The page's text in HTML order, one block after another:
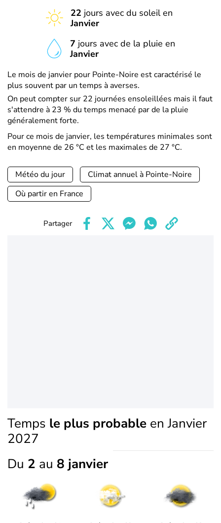
22 jours avec du soleil en
Janvier
7 jours avec de la pluie en
Janvier
Le mois de janvier pour Pointe-Noire est caractérisé le
plus souvent par un temps à averses.
On peut compter sur 22 journées ensoleillées mais il faut
s'attendre à 23 % du temps menacé par de la pluie
généralement forte.
Pour ce mois de janvier, les températures minimales sont
en moyenne de 26 °C et les maximales de 27 °C.
Météo du jour
Climat annuel à Pointe-Noire
Où partir en France
Partager
Temps le plus probable en Janvier
2027
Du 2 au 8 janvier